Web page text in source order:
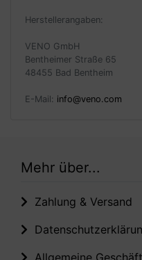
Herstellerangaben:
VENO GmbH
Bentheimer Straße 65
48455 Bad Bentheim
E-Mail: info@veno.com
Mehr über...
Zahlung & Versand
Allgemeine